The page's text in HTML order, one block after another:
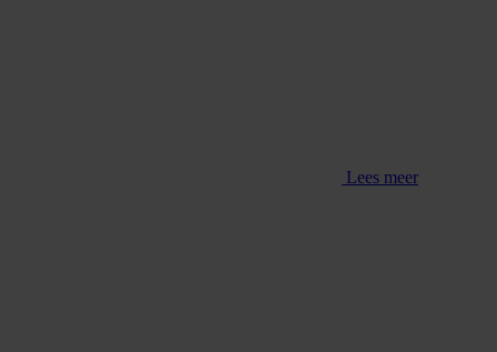
Lees meer